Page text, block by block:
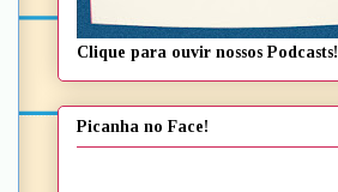
Clique para ouvir nossos Podcasts!
Picanha no Face!